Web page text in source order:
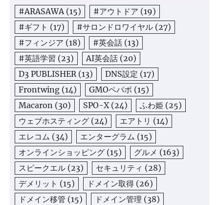
#ARASAWA(15) #アウトドア (19)
#ギフト (17) #サロンドロワイヤル (27)
#フィンジア (18) #英会話 (13)
#英語学習 (23) AI英会話 (20)
D3 PUBLISHER(13) DNS設定 (17)
Frontwing (14) GMOペパボ (15)
Macaron (30) SPO-X(24) ふわ姫 (25)
ウェブホスティング (24) エアトリ (14)
エレコム (34) エンターグラム (15)
オンラインショッピング (15) グルメ (163)
スピークエル (23) セキュリティ (28)
デメリット (15) ドメイン取得 (26)
ドメイン移管 (15) ドメイン管理 (38)